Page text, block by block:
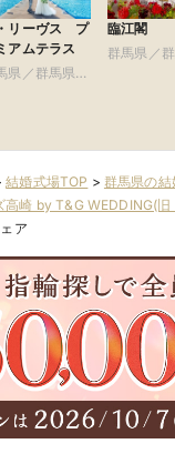
リーヴス プ
アムテラス
県／群馬県全
臨江閣
群馬県／
結婚式場TOP > 群馬県の結
高崎 by T&G WEDDING(
ア